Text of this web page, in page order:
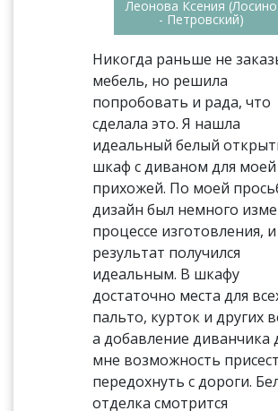
Леонова Ксения (Лосино
- Петровский)
Никогда раньше не
мебель, но решила
попробовать и рада, что
сделала это. Я нашла
идеальный белый
шкаф с диваном для моей
прихожей. По моей
дизайн был немного
процессе изготовления, и
результат получился
идеальным. В шкафу
достаточно места для
пальто, курток и других
а добавление диванчика
мне возможность
передохнуть с дороги.
отделка смотрится